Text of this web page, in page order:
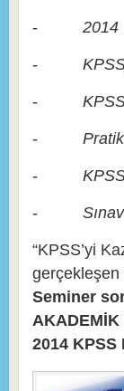
- 2014
-
-
-
-
-
“KPSS’yi
Seminer
AKADEMİK
2014